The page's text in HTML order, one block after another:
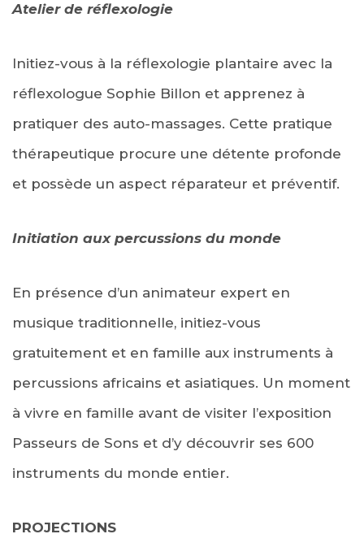
Atelier de réflexologie
Initiez-vous à la réflexologie plantaire avec la
réflexologue Sophie Billon et apprenez à
pratiquer des auto-massages. Cette pratique
thérapeutique procure une détente profonde
et possède un aspect réparateur et préventif.
Initiation aux percussions du monde
En présence d’un animateur expert en
musique traditionnelle, initiez-vous
gratuitement et en famille aux instruments à
percussions africains et asiatiques. Un moment
à vivre en famille avant de visiter l’exposition
Passeurs de Sons et d’y découvrir ses 600
instruments du monde entier.
PROJECTIONS